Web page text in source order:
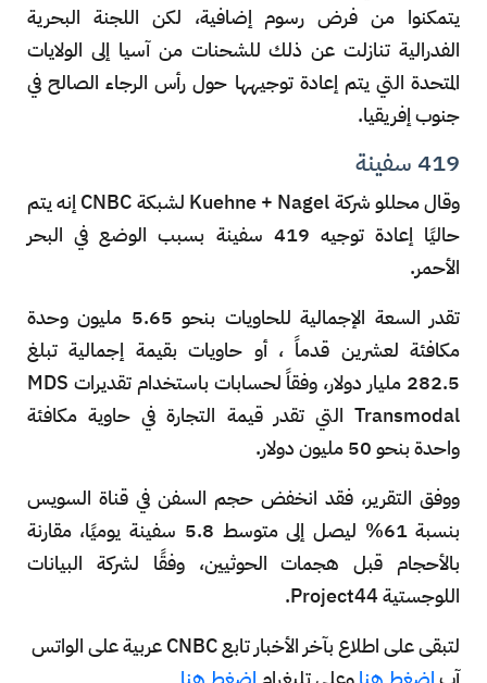
يتمكنوا من فرض رسوم إضافية، لكن اللجنة البحرية
الفدرالية تنازلت عن ذلك للشحنات من آسيا إلى الولايات
المتحدة التي يتم إعادة توجيهها حول رأس الرجاء الصالح في
جنوب إفريقيا.
419 سفينة
وقال محللو شركة Kuehne + Nagel لشبكة CNBC إنه يتم
حاليًا إعادة توجيه 419 سفينة بسبب الوضع في البحر
الأحمر.
تقدر السعة الإجمالية للحاويات بنحو 5.65 مليون وحدة
مكافئة لعشرين قدماً ، أو حاويات بقيمة إجمالية تبلغ
282.5 مليار دولار، وفقاً لحسابات باستخدام تقديرات MDS
Transmodal التي تقدر قيمة التجارة في حاوية مكافئة
واحدة بنحو 50 مليون دولار.
ووفق التقرير، فقد انخفض حجم السفن في قناة السويس
بنسبة 61% ليصل إلى متوسط 5.8 سفينة يوميًا، مقارنة
بالأحجام قبل هجمات الحوثيين، وفقًا لشركة البيانات
اللوجستية Project44.
لتبقى على اطلاع بآخر الأخبار تابع CNBC عربية على الواتس